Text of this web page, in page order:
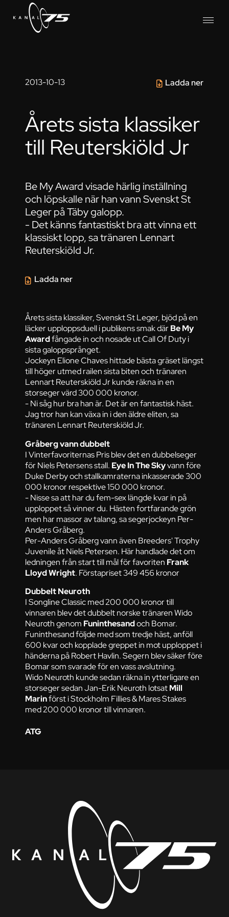
2013-10-13 Ladda ner
Årets sista klassiker
till Reuterskiöld Jr
Be My Award visade härlig inställning
och löpskalle när han vann Svenskt St
Leger på Täby galopp.
- Det känns fantastiskt bra att vinna ett
klassiskt lopp, sa tränaren Lennart
Reuterskiöld Jr.
Årets sista klassiker, Svenskt St Leger, bjöd på en
läcker upploppsduell i publikens smak därBe My
Awardfångade in och nosade ut Call Of Duty i
sista galoppsprånget.
Jockeyn Elione Chaves hittade bästa gräset längst
till höger utmed railen sista biten och tränaren
Lennart Reuterskiöld Jr kunde räkna in en
storseger värd 300 000 kronor.
- Ni såg hur bra han är. Det är en fantastisk häst.
Jag tror han kan växa in i den äldre eliten, sa
tränaren Lennart Reuterskiöld Jr.
Gråberg vann dubbelt
I Vinterfavoriternas Pris blev det en dubbelseger
för Niels Petersens stall. Eye In The Skyvann före
Duke Derby och stallkamraterna inkasserade 300
000 kronor respektive 150 000 kronor.
- Nisse sa att har du fem-sex längde kvar in på
upploppet så vinner du. Hästen fortfarande grön
men har massor av talang, sa segerjockeyn Per-
Anders Gråberg.
Per-Anders Gråberg vann även Breeders' Trophy
Juvenile åt Niels Petersen. Här handlade det om
ledningen från start till mål för favoriten Frank
Lloyd Wright. Förstapriset 349 456 kronor
Dubbelt Neuroth
I Songline Classic med 200 000 kronor till
vinnaren blev det dubbelt norske tränaren Wido
Neuroth genom Funinthesandoch Bomar.
Funinthesand följde med som tredje häst, anföll
600 kvar och kopplade greppet in mot upploppet i
händerna på Robert Havlin. Segern blev säker före
Bomar som svarade för en vass avslutning.
Wido Neuroth kunde sedan räkna in ytterligare en
storseger sedan Jan-Erik Neuroth lotsatMill
Marinförst i Stockholm Fillies & Mares Stakes
med 200 000 kronor till vinnaren.
Ladda ner
ATG